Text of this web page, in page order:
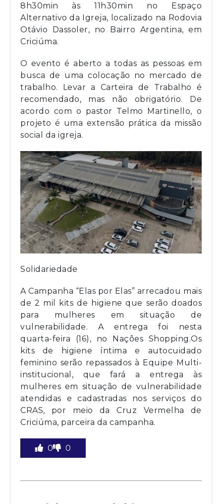
8h30min às 11h30min no Espaço
Alternativo da Igreja, localizado na Rodovia
Otávio Dassoler, no Bairro Argentina, em
Criciúma.
O evento é aberto a todas as pessoas em
busca de uma colocação no mercado de
trabalho. Levar a Carteira de Trabalho é
recomendado, mas não obrigatório. De
acordo com o pastor Telmo Martinello, o
projeto é uma extensão prática da missão
social da igreja.
Solidariedade
A Campanha “Elas por Elas” arrecadou mais
de 2 mil kits de higiene que serão doados
para mulheres em situação de
vulnerabilidade. A entrega foi nesta
quarta-feira (16), no Nações Shopping.Os
kits de higiene íntima e autocuidado
feminino serão repassados à Equipe Multi-
institucional, que fará a entrega às
mulheres em situação de vulnerabilidade
atendidas e cadastradas nos serviços do
CRAS, por meio da Cruz Vermelha de
Criciúma, parceira da campanha.
0 0